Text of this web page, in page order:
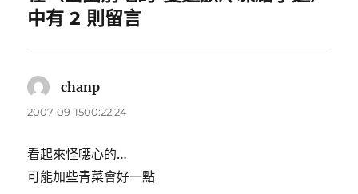
中有 2 則留言
chanp
示:
2007-09-1500:22:24
看起來怪噁心的…
可能加些青菜會好一點